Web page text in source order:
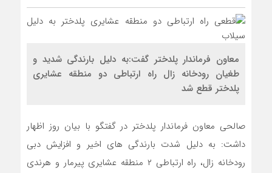
معاون فرماندار پلدختر گفت:به دلیل بارندگی شدید و
طغیان رودخانه زال راه ارتباطی دو منطقه عشایری
پلدختر قطع شد
صالحی معاون فرماندار پلدختر در گفتگو با بیان روز اظهار
داشت: به دلیل شدت بارندگی های اخیر و افزایش دبی
رودخانه زال، راه ارتباطی ۲ منطقه عشایری پیرمار و هرندی